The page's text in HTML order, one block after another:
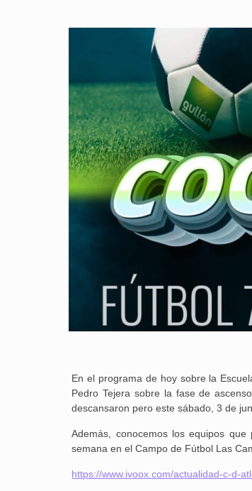
En el programa de hoy sobre la
Pedro Tejera sobre la fase de
descansaron pero este sábado, 3 de
Además, conocemos los equipos
semana en el Campo de Fútbol Las
https://www.ivoox.com/actualidad-c-d-